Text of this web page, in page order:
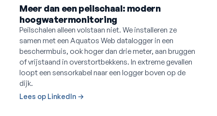
Meer dan een peilschaal: modern
hoogwatermonitoring
Peilschalen alleen volstaan niet. We installeren ze
samen met een Aquatos Web datalogger in een
beschermbuis, ook hoger dan drie meter, aan bruggen
of vrijstaand in overstortbekkens. In extreme gevallen
loopt een sensorkabel naar een logger boven op de
dijk.
Lees op LinkedIn →